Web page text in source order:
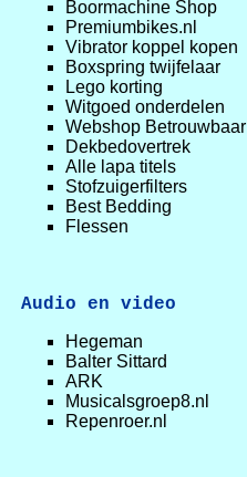
Boormachine Shop
Premiumbikes.nl
Vibrator koppel kopen
Boxspring twijfelaar
Lego korting
Witgoed onderdelen
Webshop Betrouwbaar
Dekbedovertrek
Alle lapa titels
Stofzuigerfilters
Best Bedding
Flessen
Audio en video
Hegeman
Balter Sittard
ARK
Musicalsgroep8.nl
Repenroer.nl